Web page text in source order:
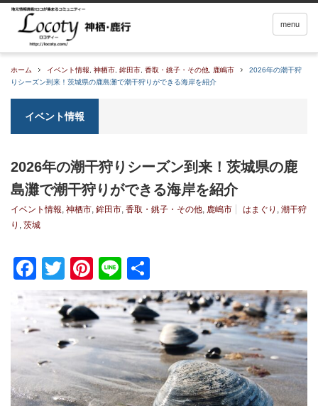
menu
ホーム イベント情報 神栖市 鉾田市 香取・銚子・その他 鹿嶋市
2026年の潮干狩
りシーズン到来！茨城県の鹿島灘で潮干狩りができる海岸を紹介
イベント情報
2026年の潮干狩りシーズン到来！茨城県の鹿
島灘で潮干狩りができる海岸を紹介
イベント情報, 神栖市, 鉾田市, 香取・銚子・その他, 鹿嶋市 はまぐり , 潮干狩
り , 茨城
Facebook
TwitterPinterest
Line
有